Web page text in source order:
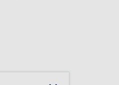
croissance
maintenir une
à tous les
pour éviter un